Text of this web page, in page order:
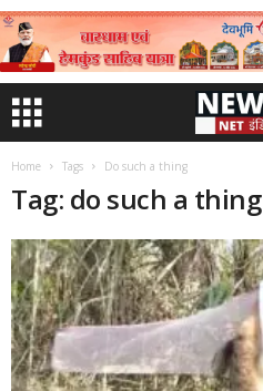
Home Tags Do such a thing
Tag: do such a thing